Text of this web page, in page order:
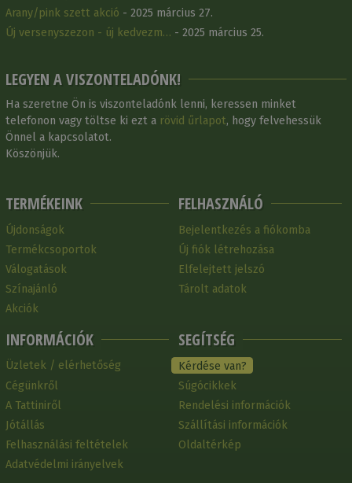
Arany/pink szett akció - 2025 március 27.
Új versenyszezon - új kedvezm… - 2025 március 25.
LEGYEN A VISZONTELADÓNK!
Ha szeretne Ön is viszonteladónk lenni, keressen minket
telefonon vagy töltse ki ezt a rövid űrlapot, hogy felvehessük
Önnel a kapcsolatot.
Köszönjük.
TERMÉKEINK
Újdonságok
Termékcsoportok
Válogatások
Színajánló
Akciók
INFORMÁCIÓK
Üzletek / elérhetőség
Cégünkről
A Tattiniről
Jótállás
Felhasználási feltételek
Adatvédelmi irányelvek
FELHASZNÁLÓ
Bejelentkezés a fiókomba
Új fiók létrehozása
Elfelejtett jelszó
Tárolt adatok
SEGÍTSÉG
Kérdése van?
Súgócikkek
Rendelési információk
Szállítási információk
Oldaltérkép